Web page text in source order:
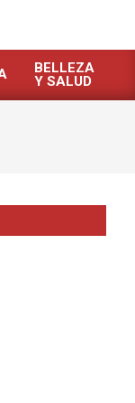
BELLEZA
Y SALUD